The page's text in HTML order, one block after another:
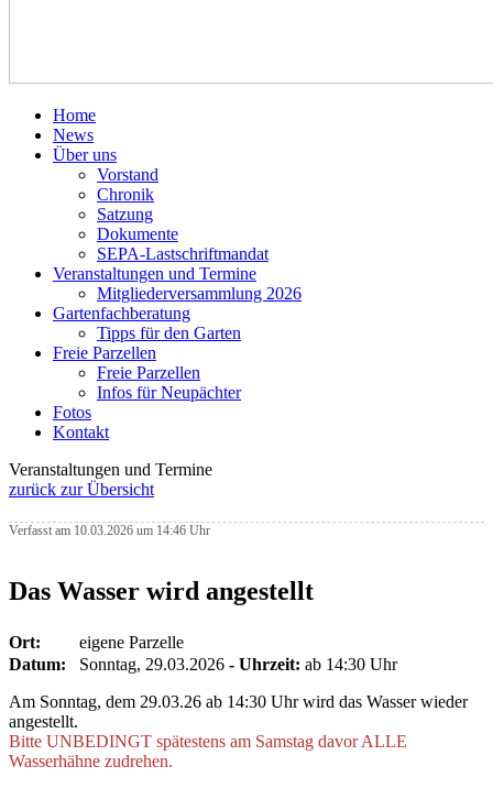
Home
News
Über uns
Vorstand
Chronik
Satzung
Dokumente
SEPA-Lastschriftmandat
Veranstaltungen und Termine
Mitgliederversammlung 2026
Gartenfachberatung
Tipps für den Garten
Freie Parzellen
Freie Parzellen
Infos für Neupächter
Fotos
Kontakt
Veranstaltungen und Termine
zurück zur Übersicht
Verfasst am 10.03.2026 um 14:46 Uhr
Das Wasser wird angestellt
Ort:
eigene Parzelle
Datum:
Sonntag, 29.03.2026 - Uhrzeit: ab 14:30 Uhr
Am Sonntag, dem 29.03.26 ab 14:30 Uhr wird das Wasser wieder
angestellt.
Bitte UNBEDINGT spätestens am Samstag davor ALLE
Wasserhähne zudrehen.